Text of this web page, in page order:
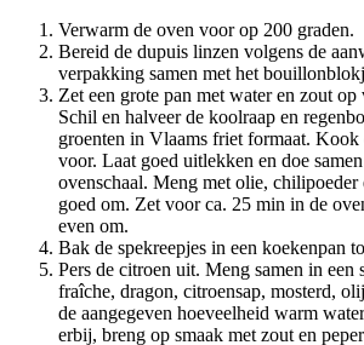
Verwarm de oven voor op 200 graden.
Bereid de dupuis linzen volgens de
verpakking samen met het
Zet een grote pan met water en zout
Schil en halveer de koolraap en
groenten in Vlaams friet formaat.
voor. Laat goed uitlekken en doe
ovenschaal. Meng met olie, chilipoeder
goed om. Zet voor ca. 25 min in de
even om.
Bak de spekreepjes in een koekenpan
Pers de citroen uit. Meng samen in een
fraîche, dragon, citroensap, mosterd,
de aangegeven hoeveelheid warm
erbij, breng op smaak met zout en